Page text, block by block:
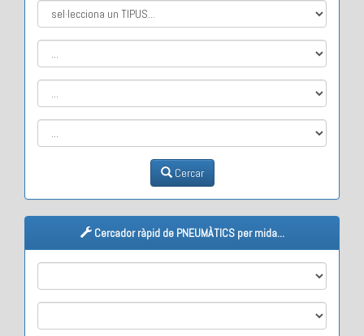
Cercar
Cercador ràpid de PNEUMÀTICS per mida...